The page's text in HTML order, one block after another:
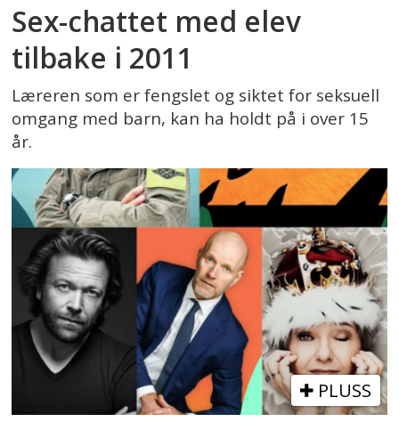
Sex-chattet med elev
tilbake i 2011
Læreren som er fengslet og siktet for seksuell
omgang med barn, kan ha holdt på i over 15
år.
PLUSS